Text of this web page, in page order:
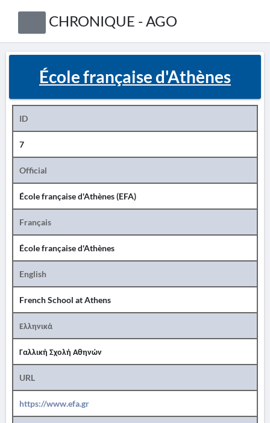
CHRONIQUE - AGO
École française d'Athènes
ID
7
Official
École française d'Athènes (EFA)
Français
École française d'Athènes
English
French School at Athens
Ελληνικά
Γαλλική Σχολή Αθηνών
URL
https://www.efa.gr